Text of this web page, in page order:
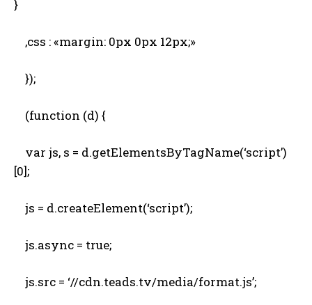
}
,css : «margin: 0px 0px 12px;»
});
(function (d) {
var js, s = d.getElementsByTagName(‘script’)
[0];
js = d.createElement(‘script’);
js.async = true;
js.src = ‘//cdn.teads.tv/media/format.js’;